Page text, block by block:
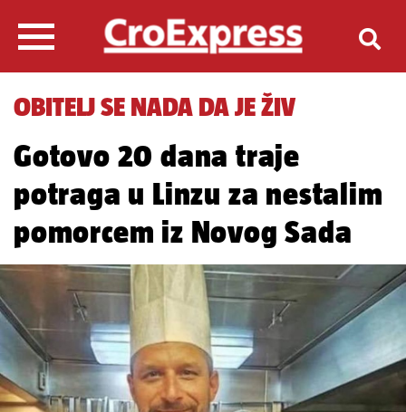
OBITELJ SE NADA DA JE ŽIV
Gotovo 20 dana traje
potraga u Linzu za nestalim
pomorcem iz Novog Sada